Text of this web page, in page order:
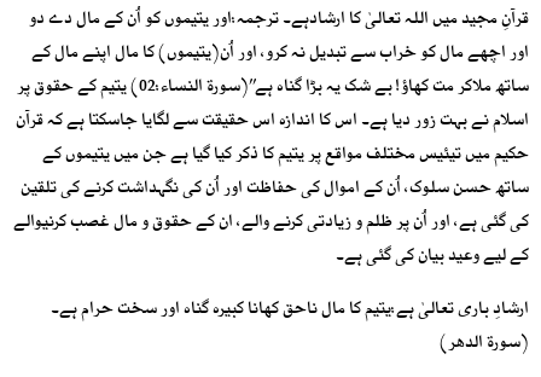
قرآنِ مجید میں اللہ تعالیٰ کا ارشادہے۔ ترجمہ:اور یتیموں کو اُن کے مال دے دو
اور اچھے مال کو خراب سے تبدیل نہ کرو، اور اُن(یتیموں) کا مال اپنے مال کے
ساتھ ملاکر مت کھاؤ! بے شک یہ بڑا گناہ ہے’’(سورۃ النساء:02) یتیم کے حقوق پر
اسلام نے بہت زور دیا ہے۔ اس کا اندازہ اس حقیقت سے لگایا جاسکتا ہے کہ قرآن
حکیم میں تیئیس مختلف مواقع پر یتیم کا ذکر کیا گیا ہے جن میں یتیموں کے
ساتھ حسن سلوک، اُن کے اموال کی حفاظت اور اُن کی نگہداشت کرنے کی تلقین
کی گئی ہے، اور اُن پر ظلم و زیادتی کرنے والے، ان کے حقوق و مال غصب کرنیوالے
کے لیے وعید بیان کی گئی ہے۔
ارشادِ باری تعالیٰ ہے:یتیم کا مال ناحق کھانا کبیرہ گناہ اور سخت حرام ہے۔
(سورۃ الدھر)